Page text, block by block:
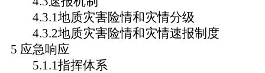
4.3.1地质灾害险情和灾情分级
4.3.2地质灾害险情和灾情速报制度
5 应急响应
5.1.1指挥体系